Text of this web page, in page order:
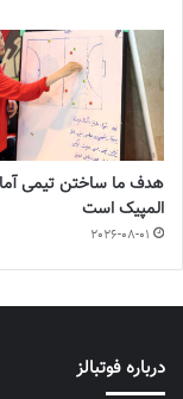
هدف ما ساختن تیمی
المپیک است
2026-08-01
درباره فوتبالز